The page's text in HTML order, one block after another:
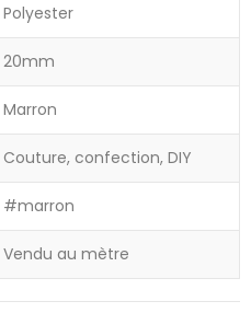
Polyester
20mm
Marron
Couture, confection, DIY
#marron
Vendu au mètre